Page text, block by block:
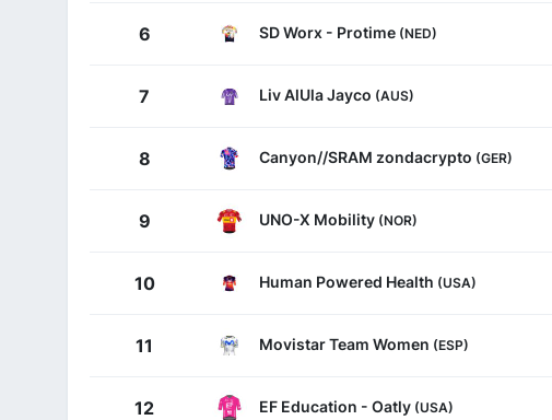
6 SD Worx - Protime (NED)
7 Liv AlUla Jayco (AUS)
8 Canyon//SRAM zondacrypto (GER)
9 UNO-X Mobility (NOR)
10 Human Powered Health (USA)
11 Movistar Team Women (ESP)
12 EF Education - Oatly (USA)